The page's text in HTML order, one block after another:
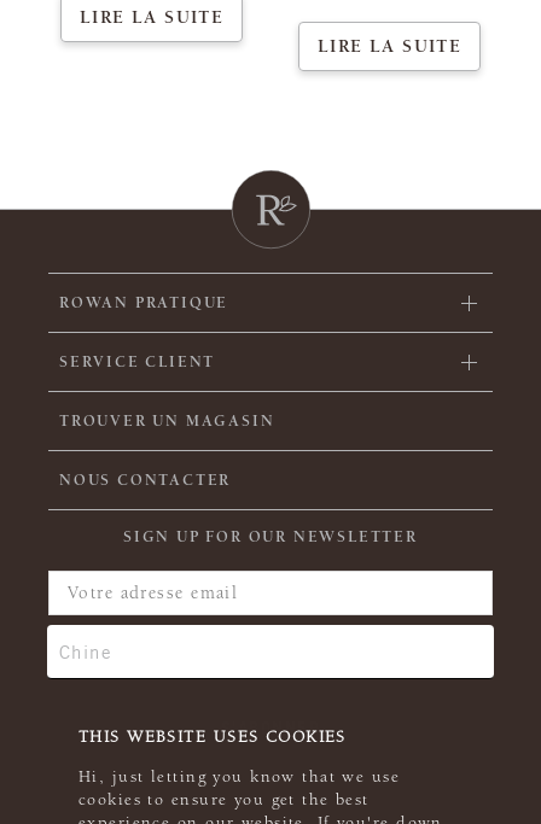
THIS WEBSITE USES COOKIES
Hi, just letting you know that we use
cookies to ensure you get the best
LIRE LA SUITE
LIRE LA SUITE
ROWAN PRATIQUE
SERVICE CLIENT
TROUVER UN MAGASIN
NOUS CONTACTER
SIGN UP FOR OUR NEWSLETTER